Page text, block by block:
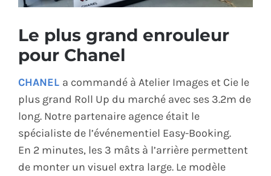
CONTACT
Le plus grand enrouleur
pour Chanel
CHANEL a commandé à Atelier Images et Cie le
plus grand Roll Up du marché avec ses 3.2m de
long. Notre partenaire agence était le
spécialiste de l’événementiel Easy-Booking.
En 2 minutes, les 3 mâts à l’arrière permettent
de monter un visuel extra large. Le modèle